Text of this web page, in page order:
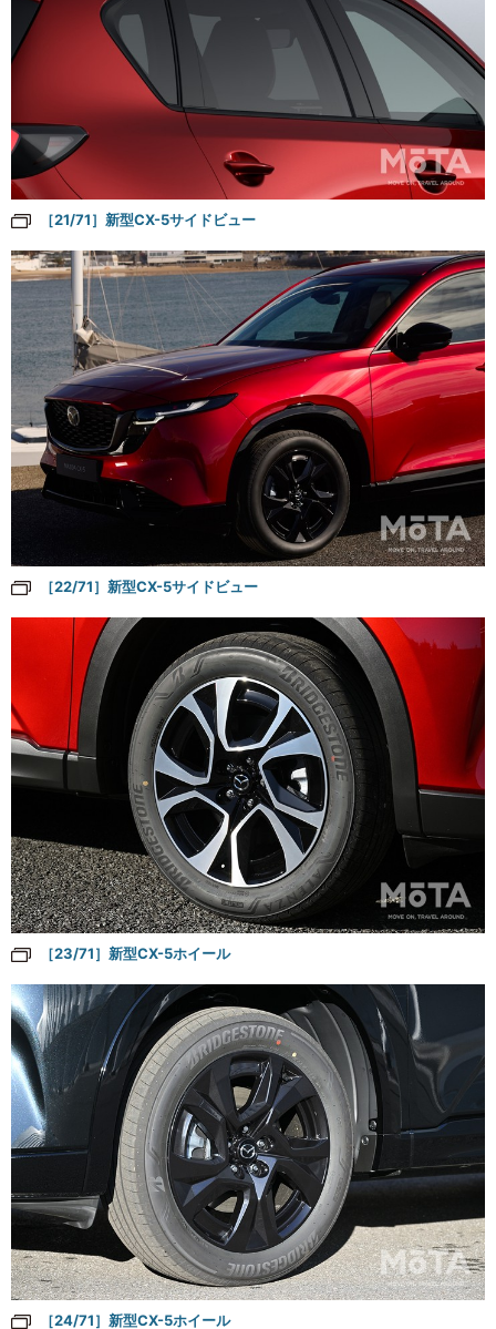
［21/71］新型CX-5サイドビュー
［22/71］新型CX-5サイドビュー
［23/71］新型CX-5ホイール
［24/71］新型CX-5ホイール